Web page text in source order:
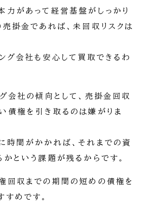
力があって経営基盤がしっかり
売掛金であれば、未回収リスクは
ング会社も安心して買取できるわ
グ会社の傾向として、売掛金回収
債権を引き取るのは嫌がりま
時間がかかれば、それまでの資
かという課題が残るからです。
回収までの期間の短めの債権を
すめです。